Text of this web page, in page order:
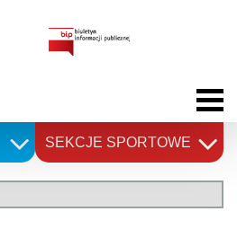
SEKCJE SPORTOWE